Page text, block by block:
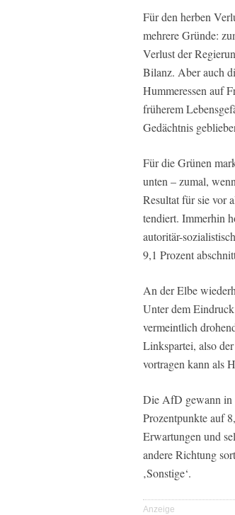
Für den herben
mehrere Gründe:
Verlust der
Bilanz. Aber auch
Hummeressen auf
früherem
Gedächtnis
Für die Grünen
unten – zumal,
Resultat für sie vor
tendiert. Immerhin
autoritär-
9,1 Prozent
An der Elbe
Unter dem
vermeintlich
Linkspartei, also
vortragen kann als
Die AfD gewann in
Prozentpunkte auf
Erwartungen und
andere Richtung
‚Sonstige‘.
Anzeige